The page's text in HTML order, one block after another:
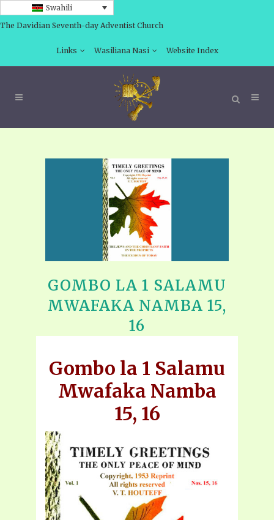
Swahili
The Davidian Seventh-day Adventist Church
Links Wasiliana Nasi Website Index
GOMBO LA 1 SALAMU
MWAFAKA NAMBA 15,
16
Gombo la 1 Salamu
Mwafaka Namba
15, 16